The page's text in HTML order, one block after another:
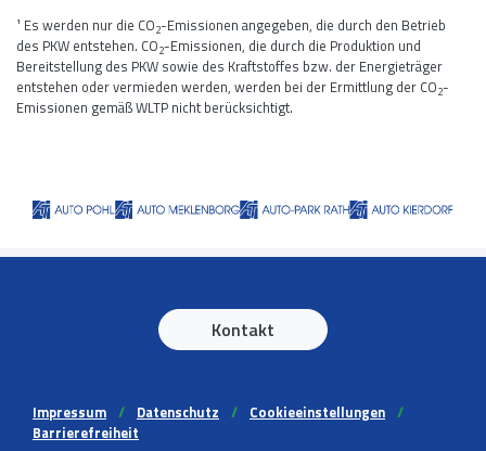
¹ Es werden nur die CO2-Emissionen angegeben, die durch den Betrieb
des PKW entstehen. CO2-Emissionen, die durch die Produktion und
Bereitstellung des PKW sowie des Kraftstoffes bzw. der Energieträger
entstehen oder vermieden werden, werden bei der Ermittlung der CO2-
Emissionen gemäß WLTP nicht berücksichtigt.
Kontakt
Impressum // Datenschutz // Cookieeinstellungen //
Barrierefreiheit